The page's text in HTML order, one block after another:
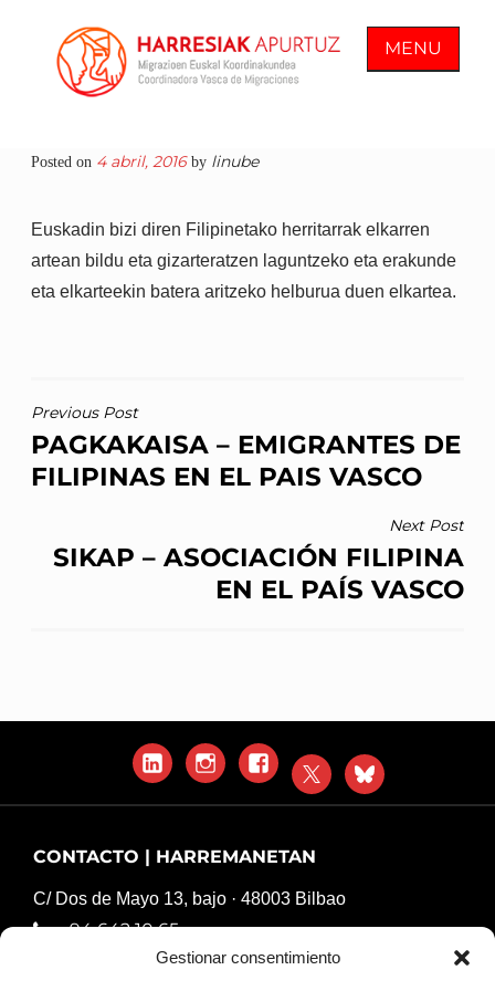
Gestionar consentimiento
content
reconocida su ciudadanía plena
MENU
Posted on 4 abril, 2016by linube
Euskadin bizi diren Filipinetako herritarrak elkarren
artean bildu eta gizarteratzen laguntzeko eta erakunde
eta elkarteekin batera aritzeko helburua duen elkartea.
NAVEGACIÓN
DE
ENTRADAS
Previous Post
PAGKAKAISA – EMIGRANTES DE
FILIPINAS EN EL PAIS VASCO
Next Post
SIKAP – ASOCIACIÓN FILIPINA
EN EL PAÍS VASCO
LinkedInInstagramFacebook
X
Blue
Sky
CONTACTO | HARREMANETAN
C/ Dos de Mayo 13, bajo · 48003 Bilbao
94 642 10 65
komunikazioa@harresiakapurtuz.org